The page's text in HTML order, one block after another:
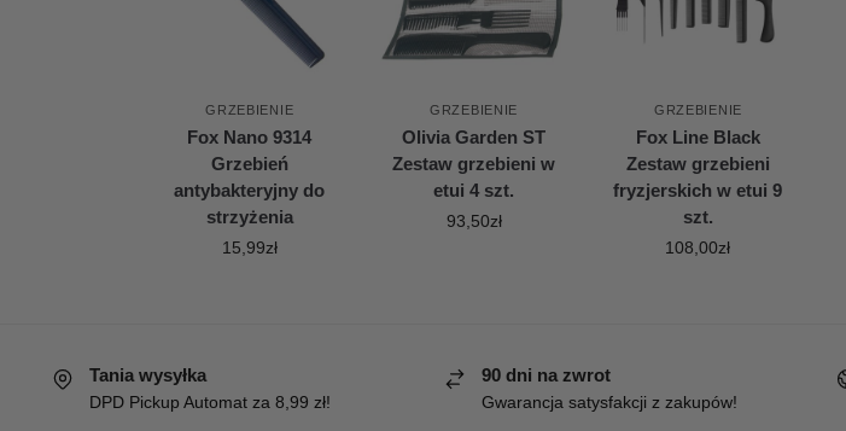
GRZEBIENIE
Fox Nano 9314
Grzebień
antybakteryjny do
strzyżenia
15,99zł
GRZEBIENIE
Olivia Garden ST
Zestaw grzebieni w
etui 4 szt.
93,50zł
GRZEBIENIE
Fox Line Black
Zestaw grzebieni
fryzjerskich w etui 9
szt.
108,00zł
Tania wysyłka
DPD Pickup Automat za 8,99 zł!
90 dni na zwrot
Gwarancja satysfakcji z zakupów!